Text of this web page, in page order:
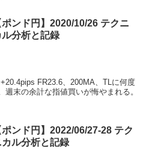
ポンド円】2020/10/26 テクニ
ル分析と記録
FR23.6、200MA、TLに何度
週末の余計な指値買いが悔やまれる。
ポンド円】2022/06/27-28 テク
カル分析と記録